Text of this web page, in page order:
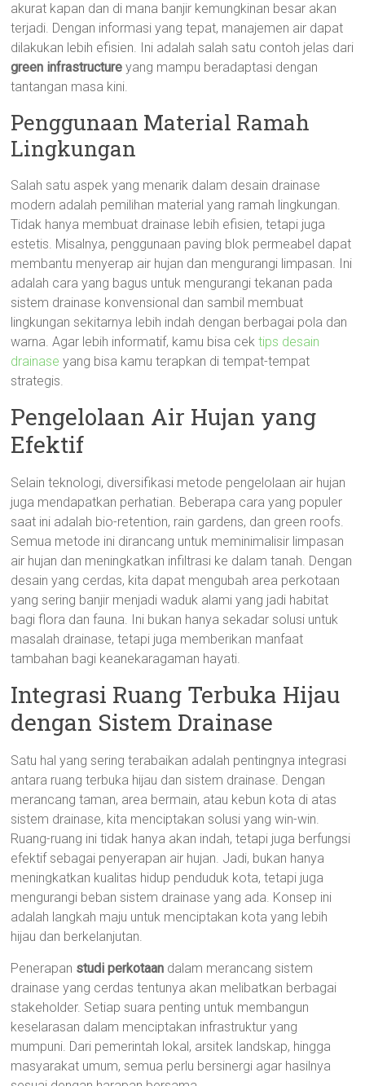
akurat kapan dan di mana banjir kemungkinan besar akan
terjadi. Dengan informasi yang tepat, manajemen air dapat
dilakukan lebih efisien. Ini adalah salah satu contoh jelas dari
green infrastructure yang mampu beradaptasi dengan
tantangan masa kini.
Penggunaan Material Ramah
Lingkungan
Salah satu aspek yang menarik dalam desain drainase
modern adalah pemilihan material yang ramah lingkungan.
Tidak hanya membuat drainase lebih efisien, tetapi juga
estetis. Misalnya, penggunaan paving blok permeabel dapat
membantu menyerap air hujan dan mengurangi limpasan. Ini
adalah cara yang bagus untuk mengurangi tekanan pada
sistem drainase konvensional dan sambil membuat
lingkungan sekitarnya lebih indah dengan berbagai pola dan
warna. Agar lebih informatif, kamu bisa cektips desain
drainase yang bisa kamu terapkan di tempat-tempat
strategis.
Pengelolaan Air Hujan yang
Efektif
Selain teknologi, diversifikasi metode pengelolaan air hujan
juga mendapatkan perhatian. Beberapa cara yang populer
saat ini adalah bio-retention, rain gardens, dan green roofs.
Semua metode ini dirancang untuk meminimalisir limpasan
air hujan dan meningkatkan infiltrasi ke dalam tanah. Dengan
desain yang cerdas, kita dapat mengubah area perkotaan
yang sering banjir menjadi waduk alami yang jadi habitat
bagi flora dan fauna. Ini bukan hanya sekadar solusi untuk
masalah drainase, tetapi juga memberikan manfaat
tambahan bagi keanekaragaman hayati.
Integrasi Ruang Terbuka Hijau
dengan Sistem Drainase
Satu hal yang sering terabaikan adalah pentingnya integrasi
antara ruang terbuka hijau dan sistem drainase. Dengan
merancang taman, area bermain, atau kebun kota di atas
sistem drainase, kita menciptakan solusi yang win-win.
Ruang-ruang ini tidak hanya akan indah, tetapi juga berfungsi
efektif sebagai penyerapan air hujan. Jadi, bukan hanya
meningkatkan kualitas hidup penduduk kota, tetapi juga
mengurangi beban sistem drainase yang ada. Konsep ini
adalah langkah maju untuk menciptakan kota yang lebih
hijau dan berkelanjutan.
Penerapan studi perkotaan dalam merancang sistem
drainase yang cerdas tentunya akan melibatkan berbagai
stakeholder. Setiap suara penting untuk membangun
keselarasan dalam menciptakan infrastruktur yang
mumpuni. Dari pemerintah lokal, arsitek landskap, hingga
masyarakat umum, semua perlu bersinergi agar hasilnya